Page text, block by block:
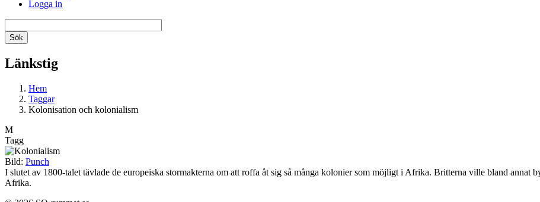
Logga in
Länkstig
Hem
Taggar
Kolonisation och kolonialism
M
Tagg
Bild: Punch
I slutet av 1800-talet tävlade de europeiska stormakterna om att roffa åt sig så många kolonier som möjligt i Afrika. Britterna ville bland annat
Afrika.